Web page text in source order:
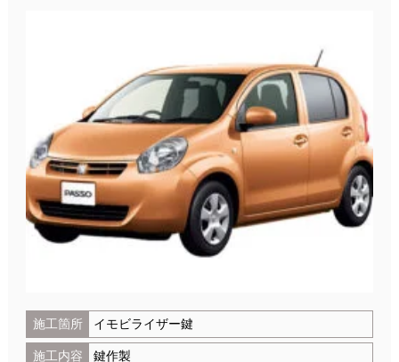
施工箇所 イモビライザー鍵
施工内容 鍵作製